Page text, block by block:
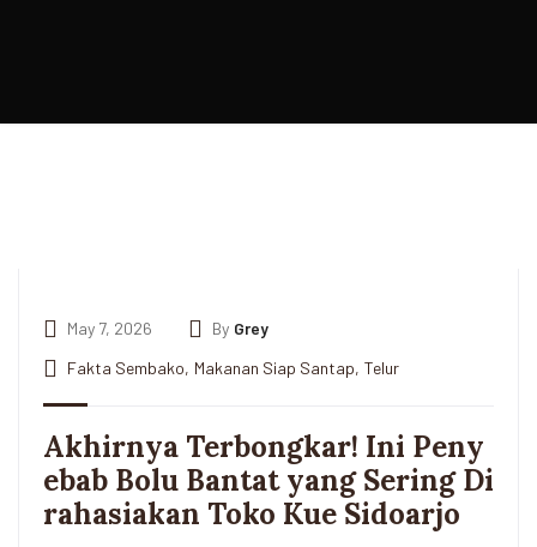
May 7, 2026 By Grey
Fakta Sembako, Makanan Siap Santap, Telur
Akhirnya Terbongkar! Ini Peny
ebab Bolu Bantat yang Sering Di
rahasiakan Toko Kue Sidoarjo